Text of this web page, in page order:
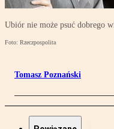
Ubiór nie może psuć dobrego
Foto: Rzeczpospolita
Tomasz Poznański